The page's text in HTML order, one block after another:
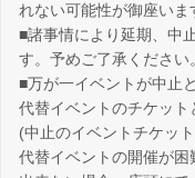
れない可能性が御座いま
■諸事情により延期、中
す。予めご了承ください。
■万が一イベントが中止
代替イベントのチケット
(中止のイベントチケッ
代替イベントの開催が